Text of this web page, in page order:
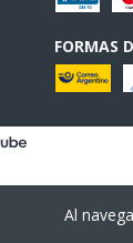
Al
FORMAS